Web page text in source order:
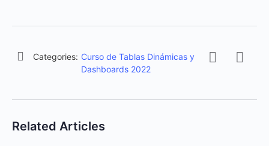
Categories: Curso de Tablas Dinámicas y
Dashboards 2022
Related Articles